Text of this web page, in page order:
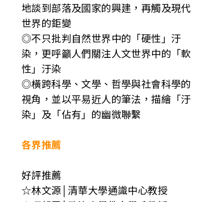
地談到部落及國家的興建，再觸及現代
世界的鉅變
◎不只批判自然世界中的「硬性」汙
染，更呼籲人們關注人文世界中的「軟
性」汙染
◎橫跨科學、文學、哲學與社會科學的
視角，並以平易近人的筆法，描繪「汙
染」及「佔有」的幽微聯繫
各界推薦
好評推薦
☆林文源│清華大學通識中心教授